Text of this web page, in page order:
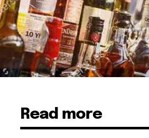
Read more